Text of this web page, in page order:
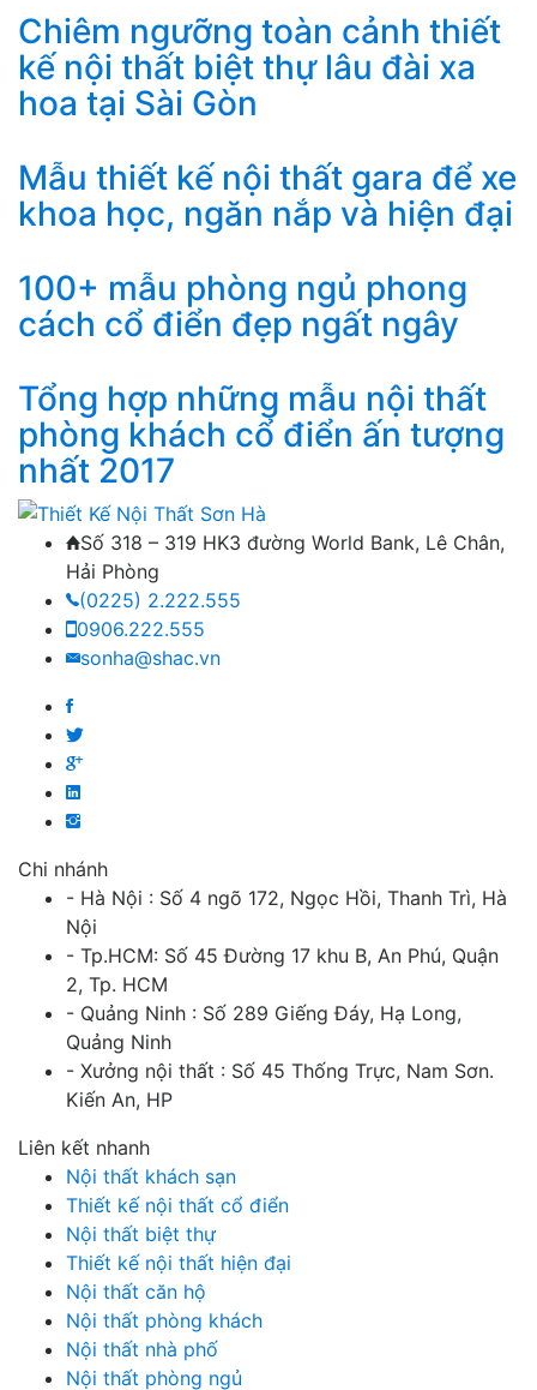
Chiêm ngưỡng toàn cảnh thiết
kế nội thất biệt thự lâu đài xa
hoa tại Sài Gòn
Mẫu thiết kế nội thất gara để xe
khoa học, ngăn nắp và hiện đại
100+ mẫu phòng ngủ phong
cách cổ điển đẹp ngất ngây
Tổng hợp những mẫu nội thất
phòng khách cổ điển ấn tượng
nhất 2017
Số 318 – 319 HK3 đường World Bank, Lê Chân,
Hải Phòng
(0225) 2.222.555
0906.222.555
sonha@shac.vn
Chi nhánh
- Hà Nội : Số 4 ngõ 172, Ngọc Hồi, Thanh Trì, Hà
Nội
- Tp.HCM: Số 45 Đường 17 khu B, An Phú, Quận
2, Tp. HCM
- Quảng Ninh : Số 289 Giếng Đáy, Hạ Long,
Quảng Ninh
- Xưởng nội thất : Số 45 Thống Trực, Nam Sơn.
Kiến An, HP
Liên kết nhanh
Nội thất khách sạn
Thiết kế nội thất cổ điển
Nội thất biệt thự
Thiết kế nội thất hiện đại
Nội thất căn hộ
Nội thất phòng khách
Nội thất nhà phố
Nội thất phòng ngủ